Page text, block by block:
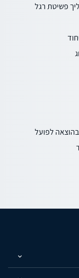
פשיטת רגל
לפועל